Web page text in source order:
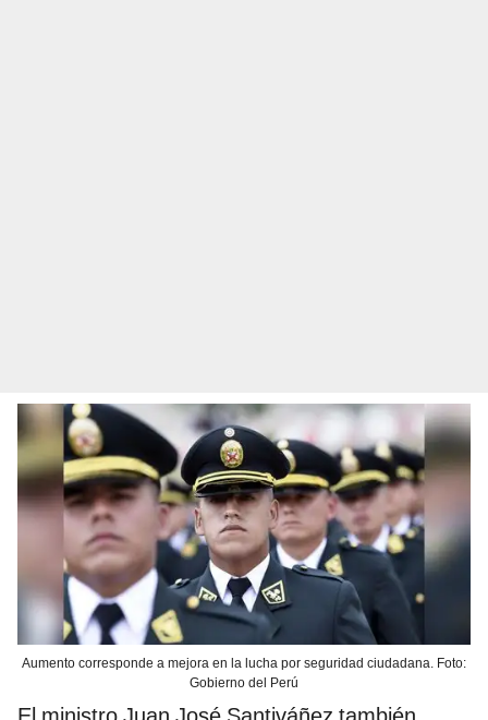
Aumento corresponde a mejora en la lucha por seguridad ciudadana. Foto:
Gobierno del Perú